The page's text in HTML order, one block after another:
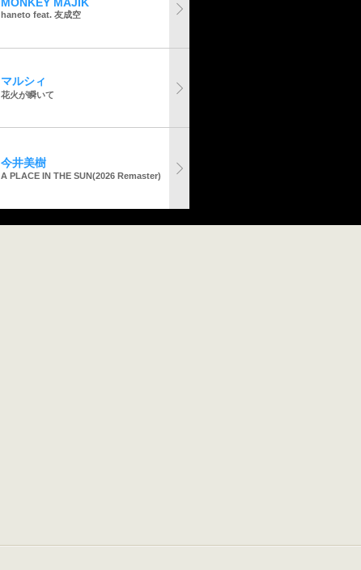
haneto feat. 友成空
マルシィ
花火が瞬いて
今井美樹
A PLACE IN THE SUN(2026 Remaster)